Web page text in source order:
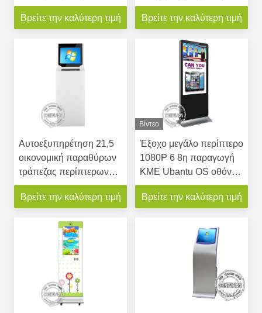
περίπτερων οθόνης
αφής ίντσας με τον
Βρείτε την καλύτερη τιμή
LCD οθόνης αφής IR με
HDMI μέσα
Βρείτε την καλύτερη τιμή
Αυτοεξυπηρέτηση 21,5
οικονομική παραθύρων
τράπεζας περίπτερων
οθόνης αφής ίντσας
PCAP με το
Βρείτε την καλύτερη τιμή
Βίντεο
Έξοχο μεγάλο περίπτερο
1080P 6 8η παραγωγή
ΚΜΕ Ubantu OS οθόνης
αφής PCAP ίντσας I7
διαλογικό
Βρείτε την καλύτερη τιμή